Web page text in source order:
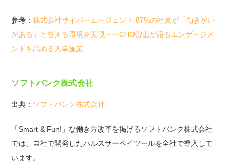
参考：株式会社サイバーエージェント 87%の社員が「働きがい
がある」と答える環境を実現ーーCHO曽山が語るエンゲージメ
ントを高める人事施策
ソフトバンク株式会社
出典： ソフトバンク株式会社
「Smart & Fun!」な働き方改革を掲げるソフトバンク株式会社
では、自社で開発したパルスサーベイツールを全社で導入して
います。